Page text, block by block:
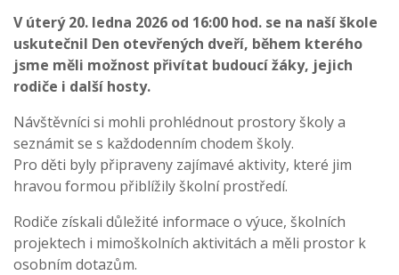
V úterý 20. ledna 2026 od 16:00 hod. se na naší škole
uskutečnil Den otevřených dveří, během kterého
jsme měli možnost přivítat budoucí žáky, jejich
rodiče i další hosty.
Návštěvníci si mohli prohlédnout prostory školy a
seznámit se s každodenním chodem školy.
Pro děti byly připraveny zajímavé aktivity, které jim
hravou formou přiblížily školní prostředí.
Rodiče získali důležité informace o výuce, školních
projektech i mimoškolních aktivitách a měli prostor k
osobním dotazům.